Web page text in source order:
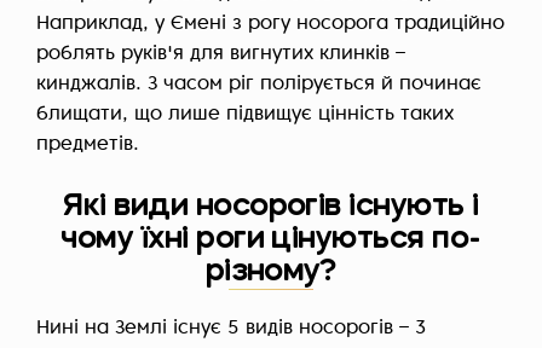
Наприклад, у Ємені з рогу носорога традиційно
роблять руків'я для вигнутих клинків –
кинджалів. З часом ріг полірується й починає
блищати, що лише підвищує цінність таких
предметів.
Які види носорогів існують і
чому їхні роги цінуються по-
різному?
Нині на Землі існує 5 видів носорогів – 3